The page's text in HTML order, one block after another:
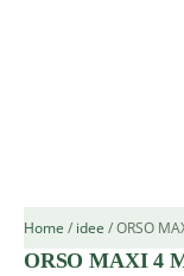
Home / idee / ORSO
ORSO MAXI 4